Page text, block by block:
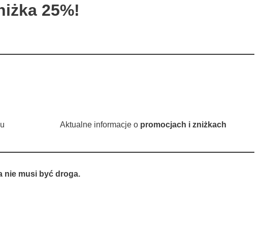
25%!
Aktualne informacje o promocjach i zniżkach
nie musi być droga.